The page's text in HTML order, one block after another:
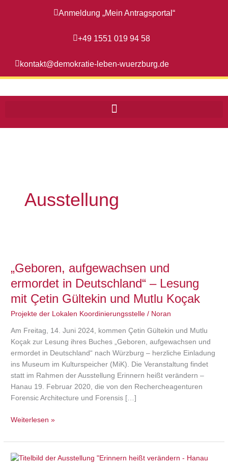
kontakt@demokratie-leben-wuerzburg.de
+49 1551 019 94 58
Anmeldung „Mein Antragsportal“
Ausstellung
„Geboren, aufgewachsen und
ermordet in Deutschland“ – Lesung
mit Çetin Gültekin und Mutlu Koçak
Projekte der Lokalen Koordinierungsstelle / Noran
Am Freitag, 14. Juni 2024, kommen Çetin Gültekin und Mutlu
Koçak zur Lesung ihres Buches „Geboren, aufgewachsen und
ermordet in Deutschland“ nach Würzburg – herzliche Einladung
ins Museum im Kulturspeicher (MiK). Die Veranstaltung findet
statt im Rahmen der Ausstellung Erinnern heißt verändern –
Hanau 19. Februar 2020, die von den Rechercheagenturen
Forensic Architecture und Forensis […]
und
in
Deutschland“
–
mit
Çetin
Gültekin
und
Mutlu
Koçak
Weiterlesen »
Erinnern